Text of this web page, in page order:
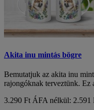
Akita inu mintás bögre
Bemutatjuk az akita inu
rajongóknak terveztünk. Ez
3.290 Ft ÁFA nélkül: 2.591